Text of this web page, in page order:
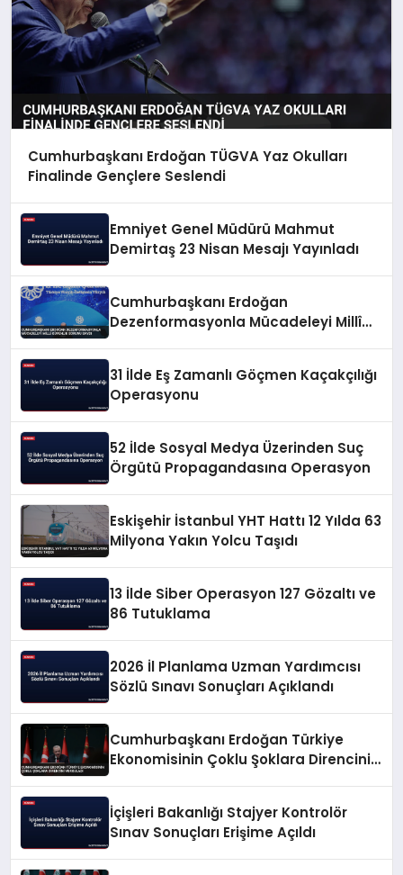
Cumhurbaşkanı Erdoğan TÜGVA Yaz Okulları
Finalinde Gençlere Seslendi
Emniyet Genel Müdürü Mahmut
Demirtaş 23 Nisan Mesajı Yayınladı
Cumhurbaşkanı Erdoğan
Dezenformasyonla Mücadeleyi Millî
31 İlde Eş Zamanlı Göçmen Kaçakçılığı
Operasyonu
52 İlde Sosyal Medya Üzerinden Suç
Örgütü Propagandasına Operasyon
Eskişehir İstanbul YHT Hattı 12 Yılda 63
Milyona Yakın Yolcu Taşıdı
13 İlde Siber Operasyon 127 Gözaltı ve
86 Tutuklama
2026 İl Planlama Uzman Yardımcısı
Sözlü Sınavı Sonuçları Açıklandı
Cumhurbaşkanı Erdoğan Türkiye
Ekonomisinin Çoklu Şoklara Direncini
İçişleri Bakanlığı Stajyer Kontrolör
Sınav Sonuçları Erişime Açıldı